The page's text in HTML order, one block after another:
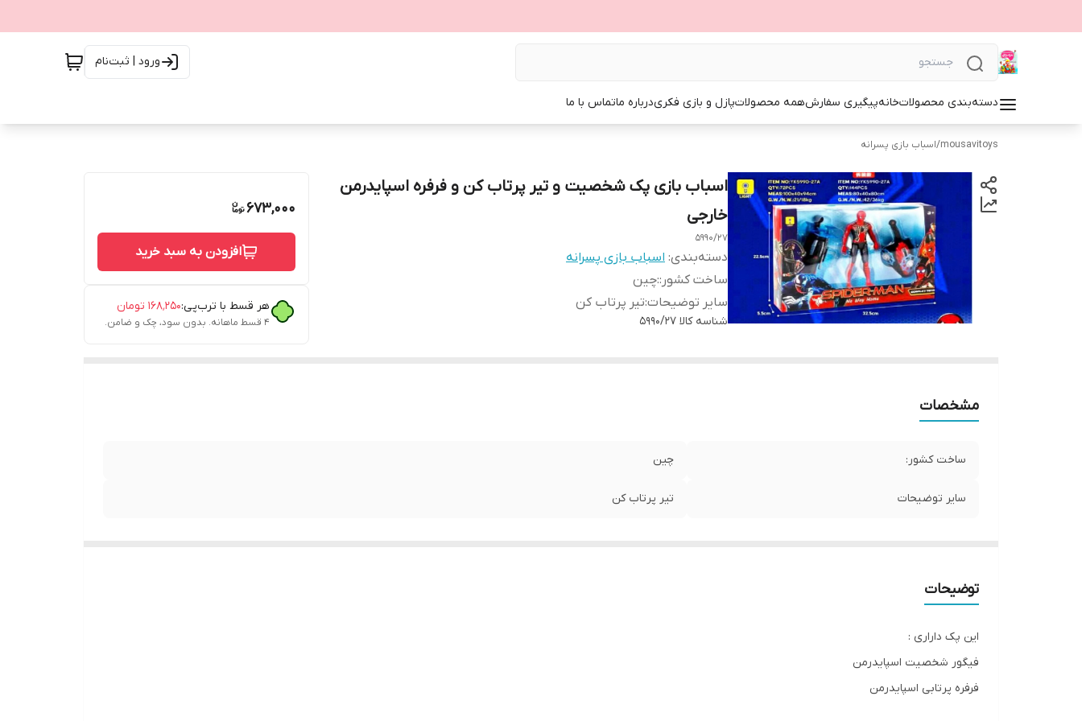
ورود | ثبت‌نام
دسته‌بندی محصولاتخانهپیگیری سفارشهمه محصولاتپازل و بازی فکریدرباره ماتماس با ما
mousavitoys
/اسباب بازی پسرانه
اسباب بازی پک شخصیت و تیر پرتاب کن و فرفره اسپایدرمن
خارجی
5990/27
دسته‌بندی: اسباب بازی پسرانه
ساخت کشور::چین
سایر توضیحات:تیر پرتاب کن
شناسه کالا 5990/27
673,000
افزودن به سبد خرید
هر قسط با ترب‌پی:۱۶۸٬۲۵۰ تومان
۴ قسط ماهانه. بدون سود، چک و ضامن.
مشخصات
ساخت کشور: چین
سایر توضیحات تیر پرتاب کن
توضیحات
این پک داراری :
فیگور شخصیت اسپایدرمن
فرفره پرتابی اسپایدرمن